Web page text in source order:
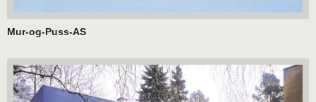
Mur-og-Puss-AS